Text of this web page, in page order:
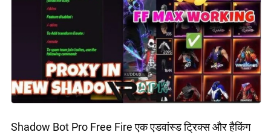
Shadow Bot Pro Free Fire एक एडवांस्ड ट्रिक्स और हैकिंग